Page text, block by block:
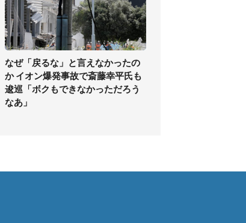
なぜ「戻るな」と言えなかったの
か イオン爆発事故で斎藤幸平氏も
逡巡「ボクもできなかっただろう
なあ」